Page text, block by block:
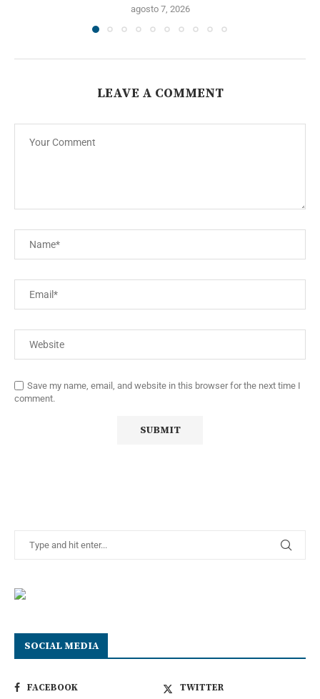
agosto 7, 2026
LEAVE A COMMENT
Save my name, email, and website in this browser for the next time I
comment.
SOCIAL MEDIA
FACEBOOK
TWITTER